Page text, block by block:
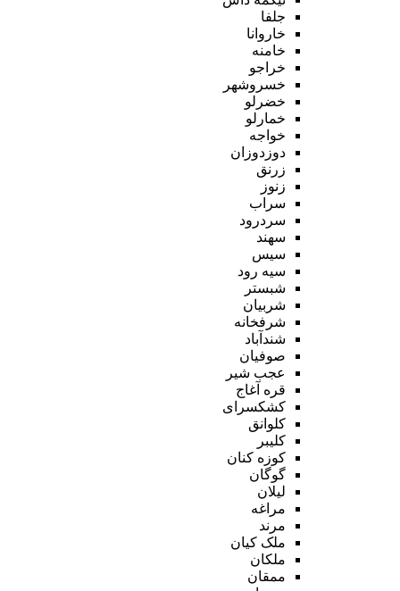
جلفا
خاروانا
خامنه
خراجو
خسروشهر
خضرلو
خمارلو
خواجه
دوزدوزان
زرنق
زنوز
سراب
سردرود
سهند
سیس
سیه رود
شبستر
شربیان
شرفخانه
شندآباد
صوفیان
عجب شیر
قره آغاج
کشکسرای
کلوانق
کلیبر
کوزه کنان
گوگان
لیلان
مراغه
مرند
ملک کیان
ملکان
ممقان